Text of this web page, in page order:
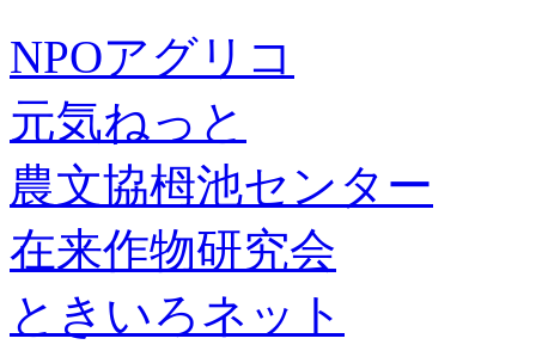
NPOアグリコ
元気ねっと
農文協栂池センター
在来作物研究会
ときいろネット